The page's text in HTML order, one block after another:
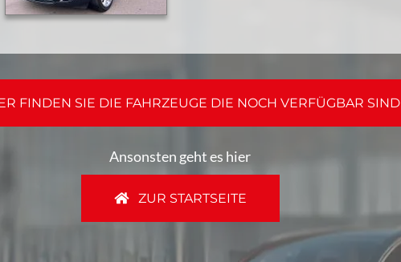
FINDEN SIE DIE FAHRZEUGE DIE NOCH VERFÜGBAR SIND
Ansonsten geht es hier
ZUR STARTSEITE